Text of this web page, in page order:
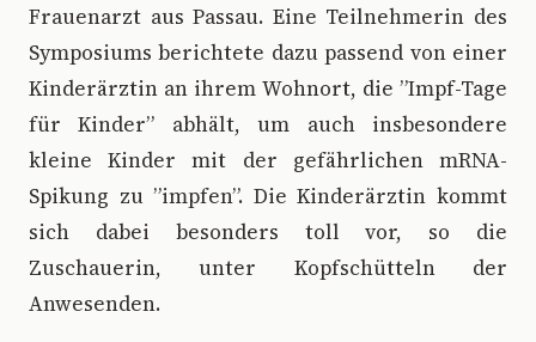
Frauenarzt aus Passau. Eine Teilnehmerin des
Symposiums berichtete dazu passend von einer
Kinderärztin an ihrem Wohnort, die ”Impf-Tage
für Kinder” abhält, um auch insbesondere
kleine Kinder mit der gefährlichen mRNA-
Spikung zu ”impfen”. Die Kinderärztin kommt
sich dabei besonders toll vor, so die
Zuschauerin, unter Kopfschütteln der
Anwesenden.